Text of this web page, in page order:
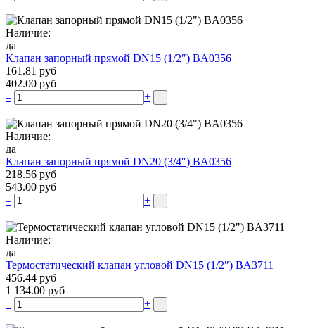
Наличие:
да
Клапан запорный прямой DN15 (1/2″) BA0356
161.81 руб
402.00 руб
–
+
Наличие:
да
Клапан запорный прямой DN20 (3/4″) BA0356
218.56 руб
543.00 руб
–
+
Наличие:
да
Термостатический клапан угловой DN15 (1/2″) BA3711
456.44 руб
1 134.00 руб
–
+